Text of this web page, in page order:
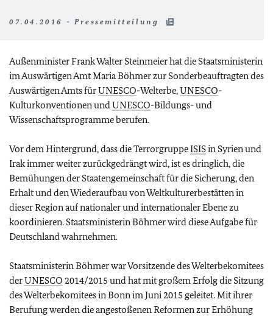
07.04.2016 - Pressemitteilung
Außenminister Frank Walter Steinmeier hat die Staatsministerin
im Auswärtigen Amt Maria Böhmer zur Sonderbeauftragten des
Auswärtigen Amts fürUNESCO-Welterbe,UNESCO-
Kulturkonventionen undUNESCO-Bildungs- und
Wissenschaftsprogramme berufen.
Vor dem Hintergrund, dass die TerrorgruppeISISin Syrien und
Irak immer weiter zurückgedrängt wird, ist es dringlich, die
Bemühungen der Staatengemeinschaft für die Sicherung, den
Erhalt und den Wiederaufbau von Weltkulturerbestätten in
dieser Region auf nationaler und internationaler Ebene zu
koordinieren. Staatsministerin Böhmer wird diese Aufgabe für
Deutschland wahrnehmen.
Staatsministerin Böhmer war Vorsitzende des Welterbekomitees
derUNESCO 2014/2015 und hat mit großem Erfolg die Sitzung
des Welterbekomitees in Bonn im Juni 2015 geleitet. Mit ihrer
Berufung werden die angestoßenen Reformen zur Erhöhung